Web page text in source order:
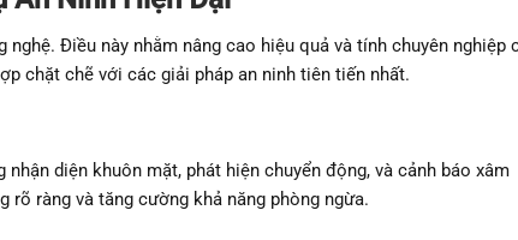
nghệ. Điều này nhằm nâng cao hiệu quả và tính chuyên nghiệp
chặt chẽ với các giải pháp an ninh tiên tiến nhất.
nhận diện khuôn mặt, phát hiện chuyển động, và cảnh báo xâm
rõ ràng và tăng cường khả năng phòng ngừa.